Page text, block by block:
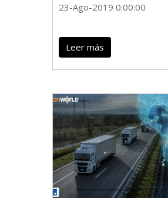
23-Ago-2019 0:00:00
Leer más